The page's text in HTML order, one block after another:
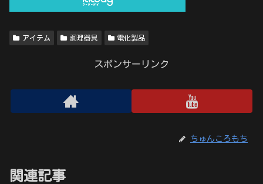
アイテム 調理器具 電化製品
スポンサーリンク
ちゅんころもち
関連記事